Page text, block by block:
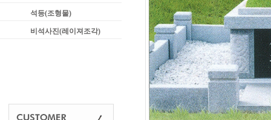
석등(조형물)
비석사진(레이져조각)